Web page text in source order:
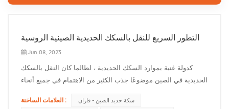
التطور السريع للنقل بالسكك الحديدية الصينية الروسية
Jun 08, 2023
كدولة غنية بموارد السكك الحديدية ، لطالما كان النقل بالسكك
الحديدية في الصين موضوعًا جذب الكثير من الاهتمام في جميع أنحاء
واحد ، طريق واحد" ، تم أيضًا تحسين النقل بالسكك الحديدية بين
العلامات الساخنة :
سكة حديد الصين - قازان